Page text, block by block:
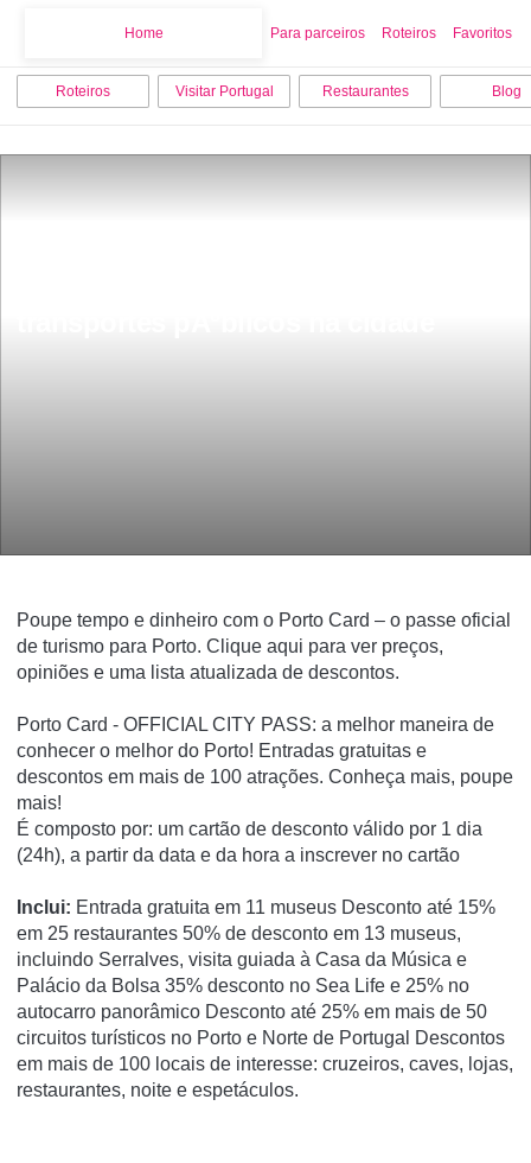
Home Para parceiros Roteiros Favoritos
Roteiros Visitar Portugal Restaurantes Blog
Poupe tempo e dinheiro com o Porto Card – o passe oficial
de turismo para Porto. Clique aqui para ver preços,
opiniões e uma lista atualizada de descontos.
Porto Card - OFFICIAL CITY PASS: a melhor maneira de
conhecer o melhor do Porto! Entradas gratuitas e
descontos em mais de 100 atrações. Conheça mais, poupe
mais!
É composto por: um cartão de desconto válido por 1 dia
(24h), a partir da data e da hora a inscrever no cartão
Inclui: Entrada gratuita em 11 museus Desconto até 15%
em 25 restaurantes 50% de desconto em 13 museus,
incluindo Serralves, visita guiada à Casa da Música e
Palácio da Bolsa 35% desconto no Sea Life e 25% no
autocarro panorâmico Desconto até 25% em mais de 50
circuitos turísticos no Porto e Norte de Portugal Descontos
em mais de 100 locais de interesse: cruzeiros, caves, lojas,
restaurantes, noite e espetáculos.